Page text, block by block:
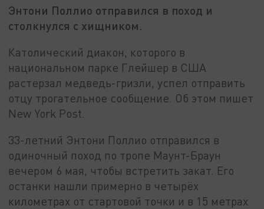
Энтони Поллио отправился в поход и
столкнулся с хищником.
Католический диакон, которого в
национальном парке Глейшер в США
растерзал медведь-гризли, успел отправить
отцу трогательное сообщение. Об этом пишет
New York Post.
33-летний Энтони Поллио отправился в
одиночный поход по тропе Маунт-Браун
вечером 6 мая, чтобы встретить закат. Его
останки нашли примерно в четырёх
километрах от стартовой точки и в 15 метрах